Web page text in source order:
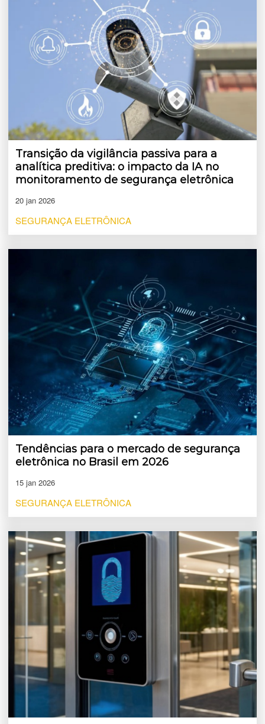
Transição da vigilância passiva para a
analítica preditiva: o impacto da IA no
monitoramento de segurança eletrônica
20 jan 2026
SEGURANÇA ELETRÔNICA
Tendências para o mercado de segurança
eletrônica no Brasil em 2026
15 jan 2026
SEGURANÇA ELETRÔNICA